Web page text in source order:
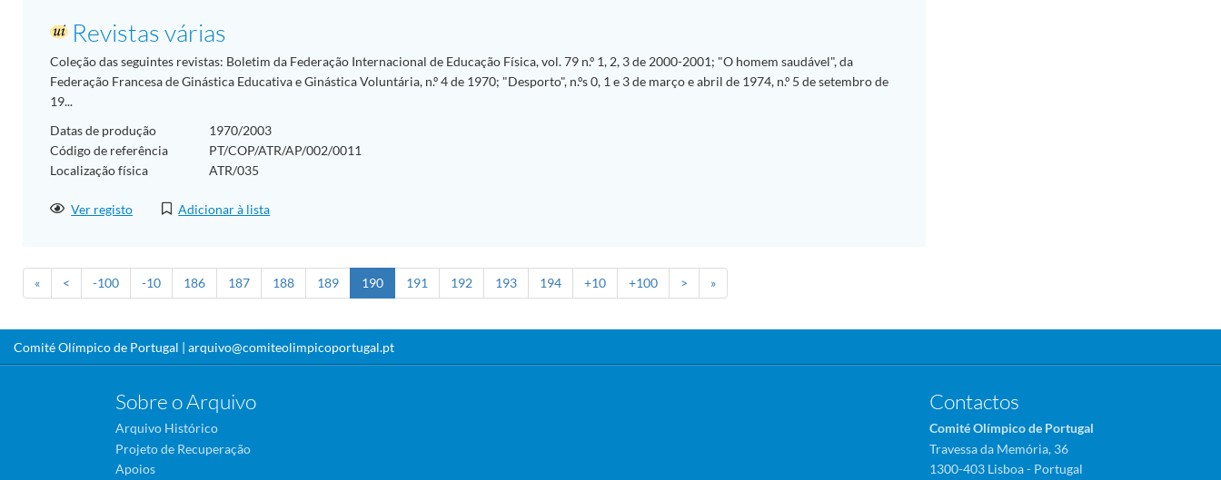
Revistas várias
Coleção das seguintes revistas: Boletim da Federação Internacional de Educação Física, vol. 79 n.º 1, 2, 3 de 2000-2001; "O homem saudável", da
Federação Francesa de Ginástica Educativa e Ginástica Voluntária, n.º 4 de 1970; "Desporto", n.ºs 0, 1 e 3 de março e abril de 1974, n.º 5 de setembro de
19...
Datas de produção
1970/2003
Código de referência
PT/COP/ATR/AP/002/0011
Localização física
ATR/035
Ver registo Adicionar à lista
« < -100 -10 186 187 188 189 190 191 192 193 194 +10 +100 > »
Comité Olímpico de Portugal | arquivo@comiteolimpicoportugal.pt
Sobre o Arquivo
Arquivo Histórico
Projeto de Recuperação
Apoios
Contactos
Comité Olímpico de Portugal
Travessa da Memória, 36
1300-403 Lisboa - Portugal